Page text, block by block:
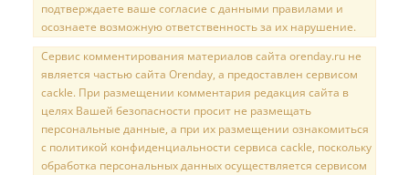
подтверждаете ваше согласие с данными правилами и
осознаете возможную ответственность за их нарушение.
Сервис комментирования материалов сайта orenday.ru не
является частью сайта Orenday, а предоставлен сервисом
cackle. При размещении комментария редакция сайта в
целях Вашей безопасности просит не размещать
персональные данные, а при их размещении ознакомиться
с политикой конфиденциальности сервиса cackle, поскольку
обработка персональных данных осуществляется сервисом